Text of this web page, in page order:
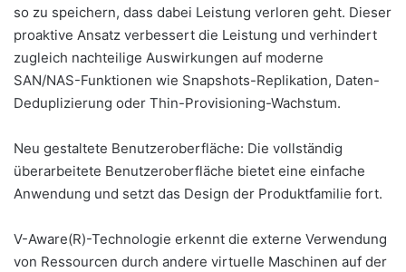
so zu speichern, dass dabei Leistung verloren geht. Dieser
proaktive Ansatz verbessert die Leistung und verhindert
zugleich nachteilige Auswirkungen auf moderne
SAN/NAS-Funktionen wie Snapshots-Replikation, Daten-
Deduplizierung oder Thin-Provisioning-Wachstum.
Neu gestaltete Benutzeroberfläche: Die vollständig
überarbeitete Benutzeroberfläche bietet eine einfache
Anwendung und setzt das Design der Produktfamilie fort.
V-Aware(R)-Technologie erkennt die externe Verwendung
von Ressourcen durch andere virtuelle Maschinen auf der